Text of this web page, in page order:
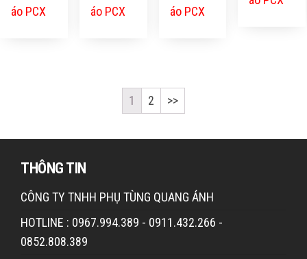
áo PCX
áo PCX
áo PCX
1 2 >>
THÔNG TIN
CÔNG TY TNHH PHỤ TÙNG QUANG ÁNH
HOTLINE : 0967.994.389 - 0911.432.266 -
0852.808.389